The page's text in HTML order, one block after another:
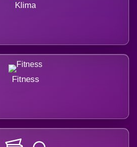
Klima
Fitness